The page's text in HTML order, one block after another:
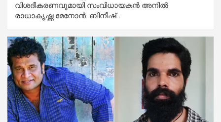
വിശദീകരണവുമായി സംവിധായകന്‍ അനില്‍
രാധാകൃഷ്ണ മേനോന്‍. ബിനീഷ്…